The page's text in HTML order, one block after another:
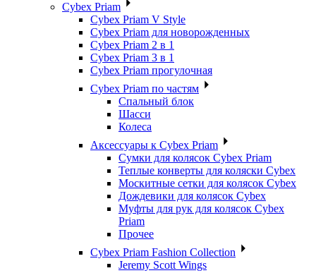
Cybex Priam
Cybex Priam V Style
Cybex Priam для новорожденных
Cybex Priam 2 в 1
Cybex Priam 3 в 1
Cybex Priam прогулочная
Cybex Priam по частям
Спальный блок
Шасси
Колеса
Аксессуары к Cybex Priam
Сумки для колясок Cybex Priam
Теплые конверты для коляски Cybex
Москитные сетки для колясок Cybex
Дождевики для колясок Cybex
Муфты для рук для колясок Cybex
Priam
Прочее
Cybex Priam Fashion Collection
Jeremy Scott Wings